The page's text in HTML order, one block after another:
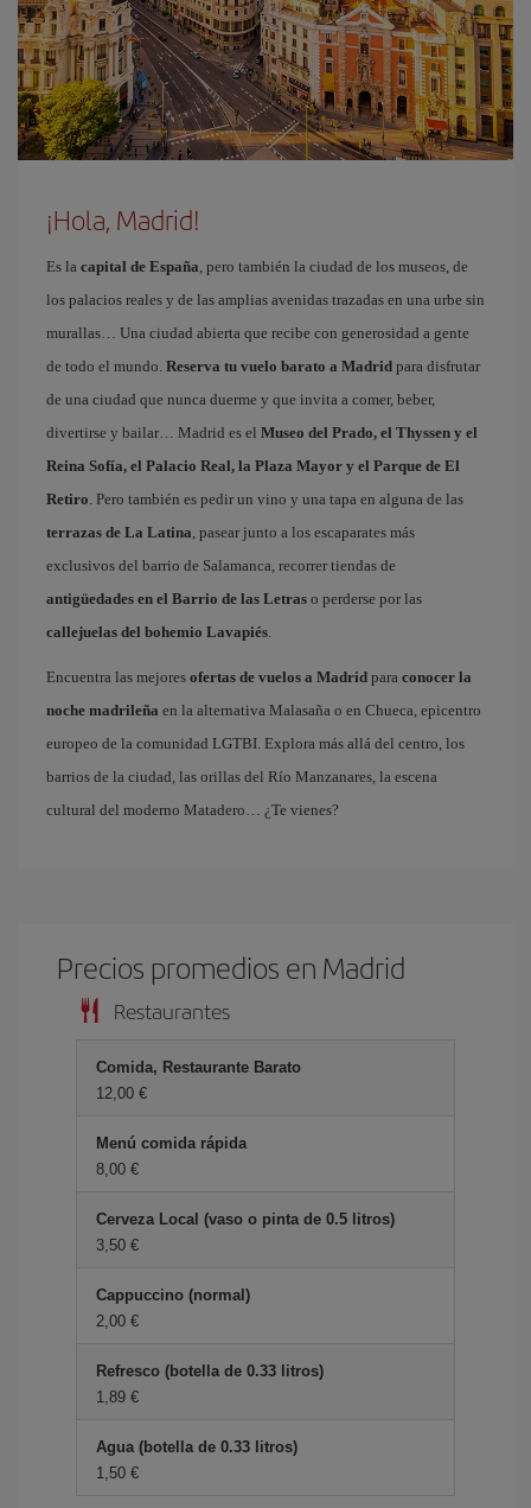
¡Hola, Madrid!
Es la capital de España, pero también la ciudad de los museos, de
los palacios reales y de las amplias avenidas trazadas en una urbe sin
murallas… Una ciudad abierta que recibe con generosidad a gente
de todo el mundo. Reserva tu vuelo barato a Madrid para disfrutar
de una ciudad que nunca duerme y que invita a comer, beber,
divertirse y bailar… Madrid es el Museo del Prado, el Thyssen y el
Reina Sofía, el Palacio Real, la Plaza Mayor y el Parque de El
Retiro. Pero también es pedir un vino y una tapa en alguna de las
terrazas de La Latina, pasear junto a los escaparates más
exclusivos del barrio de Salamanca, recorrer tiendas de
antigüedades en el Barrio de las Letras o perderse por las
callejuelas del bohemio Lavapiés.
Encuentra las mejores ofertas de vuelos a Madrid para conocer la
noche madrileña en la alternativa Malasaña o en Chueca, epicentro
europeo de la comunidad LGTBI. Explora más allá del centro, los
barrios de la ciudad, las orillas del Río Manzanares, la escena
cultural del moderno Matadero… ¿Te vienes?
Precios promedios en Madrid
Restaurantes
Comida, Restaurante Barato
12,00 €
Menú comida rápida
8,00 €
Cerveza Local (vaso o pinta de 0.5 litros)
3,50 €
Cappuccino (normal)
2,00 €
Refresco (botella de 0.33 litros)
1,89 €
Agua (botella de 0.33 litros)
1,50 €